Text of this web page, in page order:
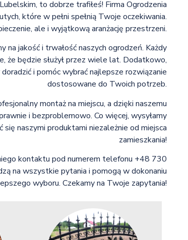
to dobrze trafiłeś! Firma Ogrodzenia
które w pełni spełnią Twoje oczekiwania.
ale i wyjątkową aranżację przestrzeni.
jakość i trwałość naszych ogrodzeń. Każdy
że będzie służył przez wiele lat. Dodatkowo,
i pomóc wybrać najlepsze rozwiązanie
dostosowane do Twoich potrzeb.
montaż na miejscu, a dzięki naszemu
i bezproblemowo. Co więcej, wysyłamy
naszymi produktami niezależnie od miejsca
zamieszkania!
kontaktu pod numerem telefonu +48 730
na wszystkie pytania i pomogą w dokonaniu
wyboru. Czekamy na Twoje zapytania!